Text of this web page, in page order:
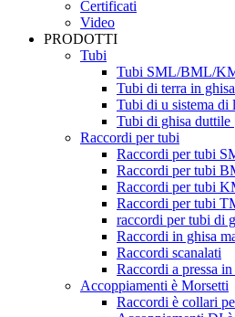
Certificati
Video
PRODOTTI
Tubi
Tubi SML/BML/
Tubi di terra in
Tubi di u sistema di
Tubi di ghisa
Raccordi per tubi
Raccordi per tubi
Raccordi per tubi
Raccordi per tubi
Raccordi per tubi
raccordi per tubi di
Raccordi in ghisa
Raccordi scanalati
Raccordi a pressa
Accoppiamenti è Morsetti
Raccordi è collari